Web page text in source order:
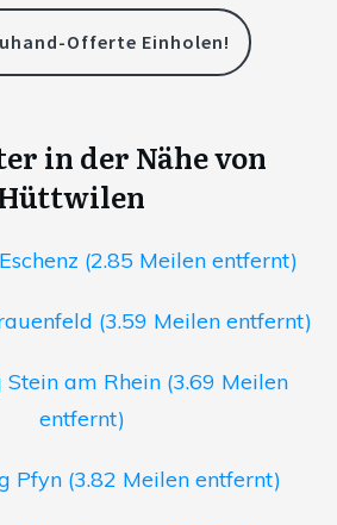
Offerte Einholen!
in der Nähe von
(2.85 Meilen entfernt)
(3.59 Meilen entfernt)
am Rhein (3.69 Meilen
entfernt)
Pfyn (3.82 Meilen entfernt)